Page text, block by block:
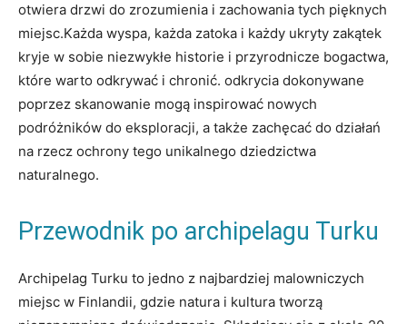
otwiera drzwi do zrozumienia i zachowania tych pięknych
miejsc.Każda⁢ wyspa, każda zatoka i każdy ukryty zakątek
kryje⁣ w sobie niezwykłe historie ‌i przyrodnicze bogactwa,
które warto odkrywać i chronić. odkrycia dokonywane
poprzez skanowanie mogą inspirować nowych
podróżników do​ eksploracji, a także zachęcać do działań
na rzecz ochrony tego unikalnego dziedzictwa
naturalnego.
Przewodnik po archipelagu Turku
Archipelag Turku to jedno​ z​ najbardziej malowniczych
miejsc w Finlandii, gdzie natura i kultura tworzą